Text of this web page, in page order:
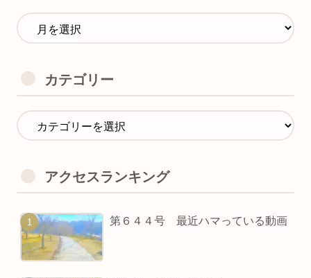
カテゴリー
アクセスランキング
第６４４号 最近ハマっている動画